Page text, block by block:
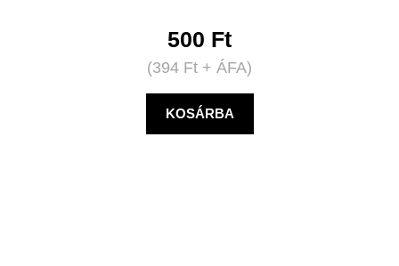
500 Ft
(394 Ft + ÁFA)
KOSÁRBA